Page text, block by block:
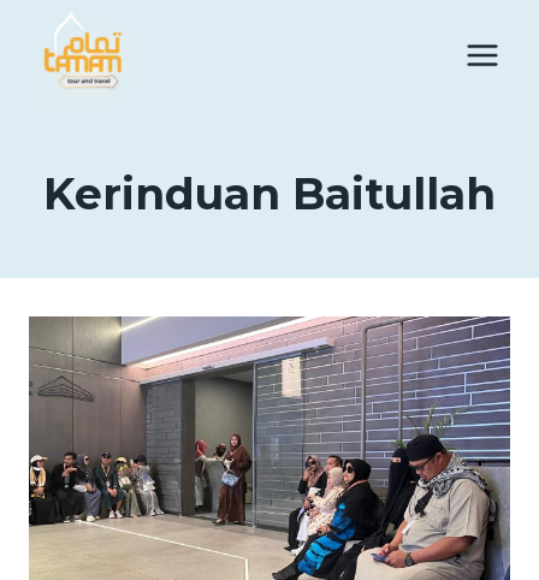
content
Kerinduan Baitullah